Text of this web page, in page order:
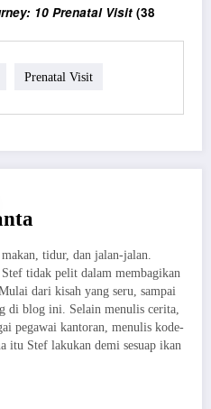
10 Prenatal Visit (38
Prenatal Visit
tidur, dan jalan-jalan.
tidak pelit dalam membagikan
dari kisah yang seru, sampai
di blog ini. Selain menulis cerita,
pegawai kantoran, menulis kode-
itu Stef lakukan demi sesuap ikan